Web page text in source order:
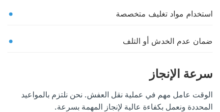
استخدام مواد تغليف متخصصة
ضمان عدم الخدش أو التلف
سرعة الإنجاز
الوقت عامل مهم في عملية نقل العفش. نحن نلتزم بالمواعيد
المحددة ونعمل بكفاءة عالية لإنجاز المهمة بسرعة.